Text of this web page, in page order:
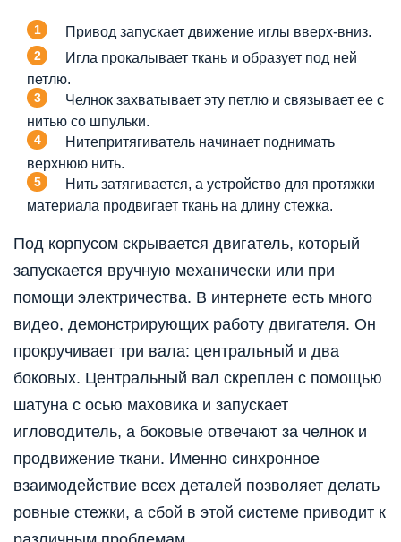
Привод запускает движение иглы вверх-вниз.
Игла прокалывает ткань и образует под ней
петлю.
Челнок захватывает эту петлю и связывает ее с
нитью со шпульки.
Нитепритягиватель начинает поднимать
верхнюю нить.
Нить затягивается, а устройство для протяжки
материала продвигает ткань на длину стежка.
Под корпусом скрывается двигатель, который
запускается вручную механически или при
помощи электричества. В интернете есть много
видео, демонстрирующих работу двигателя. Он
прокручивает три вала: центральный и два
боковых. Центральный вал скреплен с помощью
шатуна с осью маховика и запускает
игловодитель, а боковые отвечают за челнок и
продвижение ткани. Именно синхронное
взаимодействие всех деталей позволяет делать
ровные стежки, а сбой в этой системе приводит к